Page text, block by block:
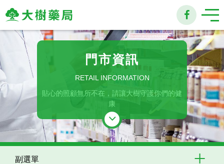
大
樹
連
鎖
藥
局
門市資訊
RETAIL INFORMATION
貼心的照顧無所不在，請讓大樹守護你們的健
康
副選單